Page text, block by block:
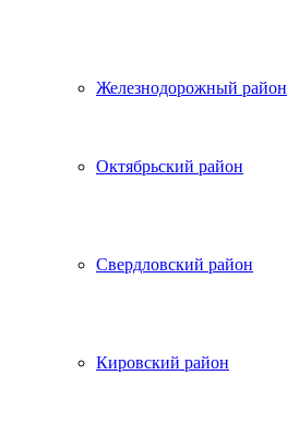
Железнодорожный район
Октябрьский район
Свердловский район
Кировский район